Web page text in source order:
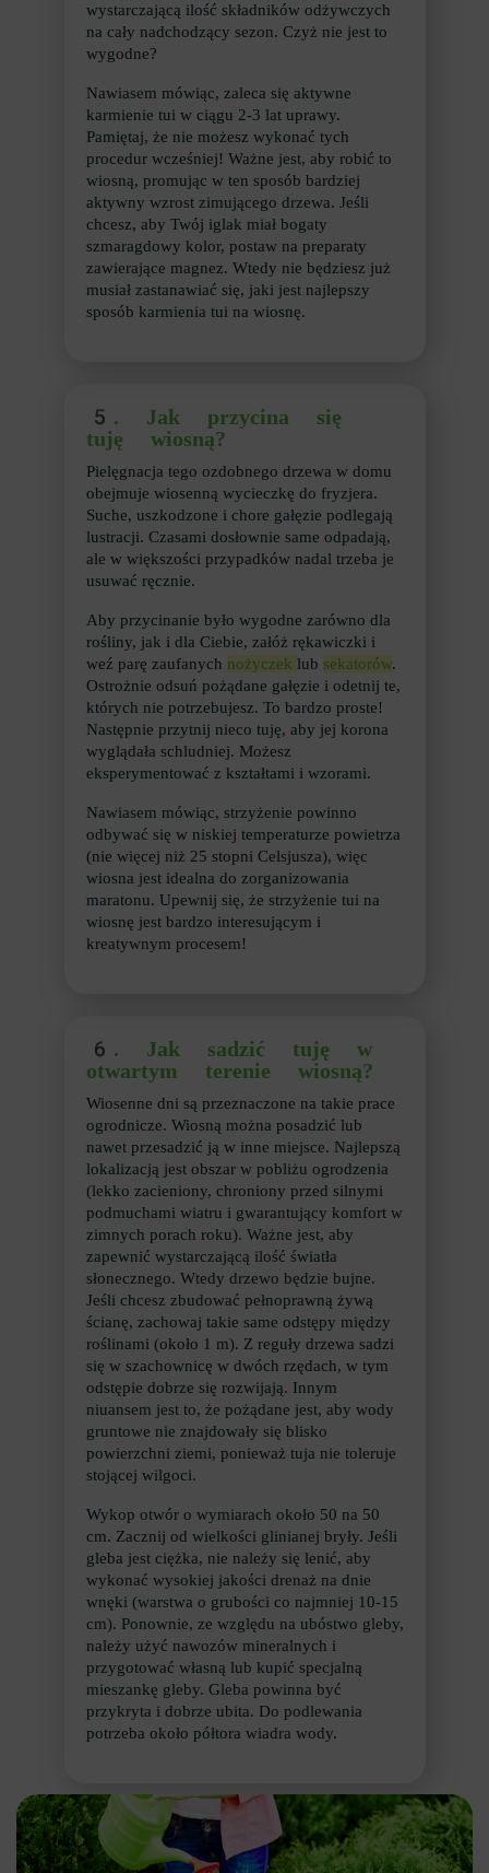
wystarczającą ilość składników odżywczych
na cały nadchodzący sezon. Czyż nie jest to
wygodne?
Nawiasem mówiąc, zaleca się aktywne
karmienie tui w ciągu 2-3 lat uprawy.
Pamiętaj, że nie możesz wykonać tych
procedur wcześniej! Ważne jest, aby robić to
wiosną, promując w ten sposób bardziej
aktywny wzrost zimującego drzewa. Jeśli
chcesz, aby Twój iglak miał bogaty
szmaragdowy kolor, postaw na preparaty
zawierające magnez. Wtedy nie będziesz już
musiał zastanawiać się, jaki jest najlepszy
sposób karmienia tui na wiosnę.
5. Jak przycina się
tuję wiosną?
Pielęgnacja tego ozdobnego drzewa w domu
obejmuje wiosenną wycieczkę do fryzjera.
Suche, uszkodzone i chore gałęzie podlegają
lustracji. Czasami dosłownie same odpadają,
ale w większości przypadków nadal trzeba je
usuwać ręcznie.
Aby przycinanie było wygodne zarówno dla
rośliny, jak i dla Ciebie, załóż rękawiczki i
weź parę zaufanych nożyczek lub sekatorów.
Ostrożnie odsuń pożądane gałęzie i odetnij te,
których nie potrzebujesz. To bardzo proste!
Następnie przytnij nieco tuję, aby jej korona
wyglądała schludniej. Możesz
eksperymentować z kształtami i wzorami.
Nawiasem mówiąc, strzyżenie powinno
odbywać się w niskiej temperaturze powietrza
(nie więcej niż 25 stopni Celsjusza), więc
wiosna jest idealna do zorganizowania
maratonu. Upewnij się, że strzyżenie tui na
wiosnę jest bardzo interesującym i
kreatywnym procesem!
6. Jak sadzić tuję w
otwartym terenie wiosną?
Wiosenne dni są przeznaczone na takie prace
ogrodnicze. Wiosną można posadzić lub
nawet przesadzić ją w inne miejsce. Najlepszą
lokalizacją jest obszar w pobliżu ogrodzenia
(lekko zacieniony, chroniony przed silnymi
podmuchami wiatru i gwarantujący komfort w
zimnych porach roku). Ważne jest, aby
zapewnić wystarczającą ilość światła
słonecznego. Wtedy drzewo będzie bujne.
Jeśli chcesz zbudować pełnoprawną żywą
ścianę, zachowaj takie same odstępy między
roślinami (około 1 m). Z reguły drzewa sadzi
się w szachownicę w dwóch rzędach, w tym
odstępie dobrze się rozwijają. Innym
niuansem jest to, że pożądane jest, aby wody
gruntowe nie znajdowały się blisko
powierzchni ziemi, ponieważ tuja nie toleruje
stojącej wilgoci.
Wykop otwór o wymiarach około 50 na 50
cm. Zacznij od wielkości glinianej bryły. Jeśli
gleba jest ciężka, nie należy się lenić, aby
wykonać wysokiej jakości drenaż na dnie
wnęki (warstwa o grubości co najmniej 10-15
cm). Ponownie, ze względu na ubóstwo gleby,
należy użyć nawozów mineralnych i
przygotować własną lub kupić specjalną
mieszankę gleby. Gleba powinna być
przykryta i dobrze ubita. Do podlewania
potrzeba około półtora wiadra wody.